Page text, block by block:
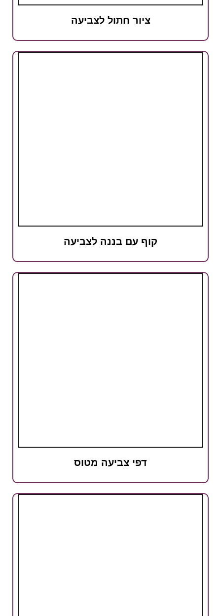
ציור חתול לצביעה
קוף עם בננה לצביעה
דפי צביעה מטוס